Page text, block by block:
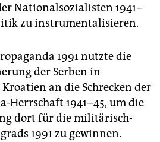
Nationalsozialisten 1941–
zu instrumentalisieren.
1991 nutzte die
der Serben in
an die Schrecken der
Herrschaft 1941–45, um die
dort für die militärisch-
1991 zu gewinnen.